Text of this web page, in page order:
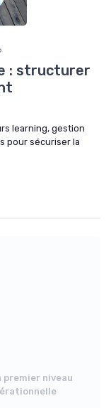
: structurer
learning, gestion
pour sécuriser la
premier niveau